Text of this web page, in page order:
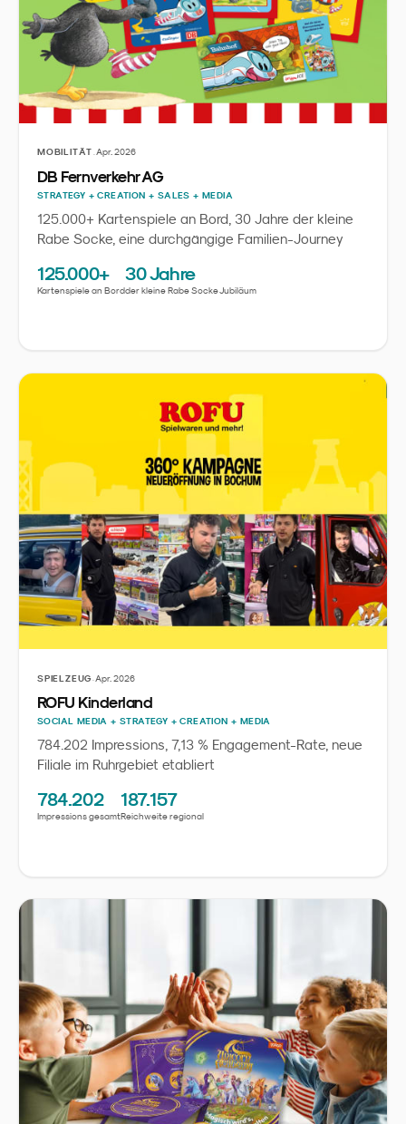
MOBILITÄT·Apr. 2026
DB Fernverkehr AG
STRATEGY + CREATION + SALES + MEDIA
125.000+ Kartenspiele an Bord, 30 Jahre der kleine
Rabe Socke, eine durchgängige Familien-Journey
125.000+
Kartenspiele an Bord
30 Jahre
der kleine Rabe Socke Jubiläum
SPIELZEUG·Apr. 2026
ROFU Kinderland
SOCIAL MEDIA + STRATEGY + CREATION + MEDIA
784.202 Impressions, 7,13 % Engagement-Rate, neue
Filiale im Ruhrgebiet etabliert
784.202
Impressions gesamt
187.157
Reichweite regional